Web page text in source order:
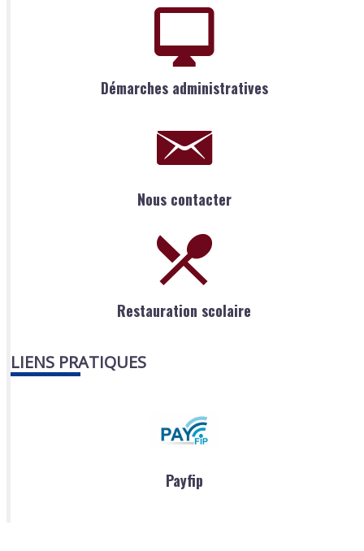
Démarches administratives
Nous contacter
Restauration scolaire
LIENS PRATIQUES
Payfip